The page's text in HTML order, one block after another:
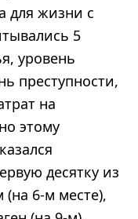
для жизни с
5
уровень
преступности,
на
этому
десятку из
6-м месте),